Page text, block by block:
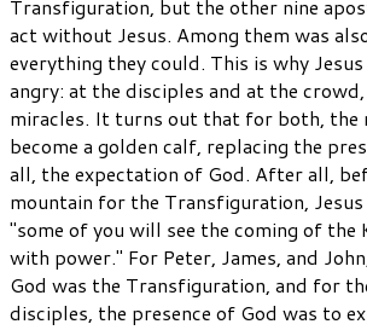
Transfiguration, but the other nine
act without Jesus. Among them was
everything they could. This is why
angry: at the disciples and at the
miracles. It turns out that for both, the
become a golden calf, replacing the
all, the expectation of God. After all,
mountain for the Transfiguration,
"some of you will see the coming of the
with power." For Peter, James, and
God was the Transfiguration, and for
disciples, the presence of God was to